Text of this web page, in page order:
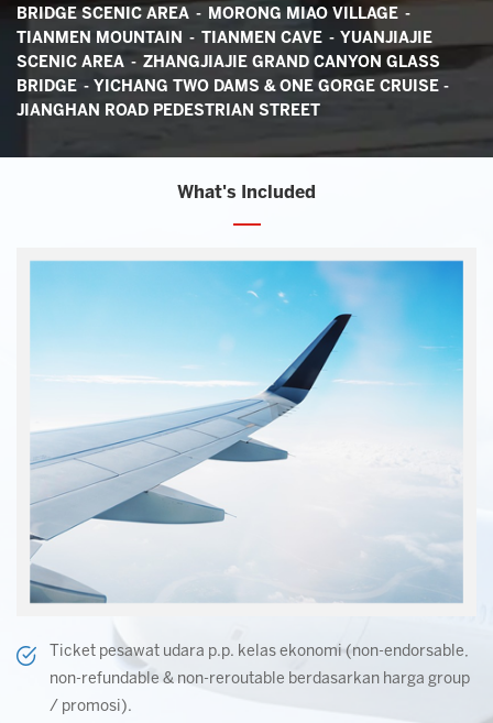
BRIDGE SCENIC AREA - MORONG MIAO VILLAGE -
TIANMEN MOUNTAIN - TIANMEN CAVE - YUANJIAJIE
SCENIC AREA - ZHANGJIAJIE GRAND CANYON GLASS
BRIDGE - YICHANG TWO DAMS & ONE GORGE CRUISE -
JIANGHAN ROAD PEDESTRIAN STREET
What's Included
Ticket pesawat udara p.p. kelas ekonomi (non-endorsable,
non-refundable & non-reroutable berdasarkan harga group
/ promosi).